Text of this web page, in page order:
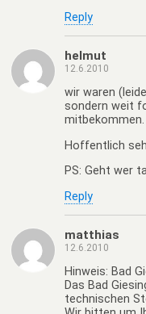
Reply
helmut
12.6.2010
wir waren
sondern weit
mitbekommen.
Hoffentlich
PS: Geht wer
Reply
matthias
12.6.2010
Hinweis: Bad
Das Bad
technischen